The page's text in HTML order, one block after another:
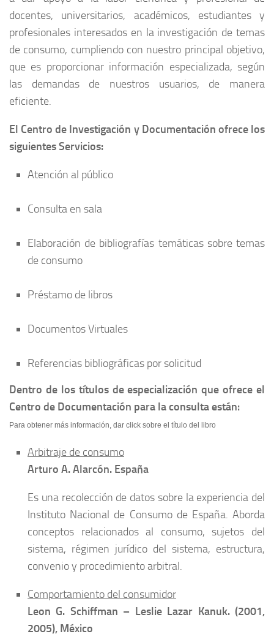
docentes, universitarios, académicos, estudiantes y
profesionales interesados en la investigación de temas
de consumo, cumpliendo con nuestro principal objetivo,
que es proporcionar información especializada, según
las demandas de nuestros usuarios, de manera
eficiente.
El Centro de Investigación y Documentación ofrece los
siguientes Servicios:
Atención al público
Consulta en sala
Elaboración de bibliografías temáticas sobre temas
de consumo
Préstamo de libros
Documentos Virtuales
Referencias bibliográficas por solicitud
Dentro de los títulos de especialización que ofrece el
Centro de Documentación para la consulta están:
Para obtener más información, dar click sobre el título del libro
Arbitraje de consumo
Arturo A. Alarcón. España
Es una recolección de datos sobre la experiencia del
Instituto Nacional de Consumo de España. Aborda
conceptos relacionados al consumo, sujetos del
sistema, régimen jurídico del sistema, estructura,
convenio y procedimiento arbitral.
Comportamiento del consumidor
Leon G. Schiffman – Leslie Lazar Kanuk. (2001,
2005), México